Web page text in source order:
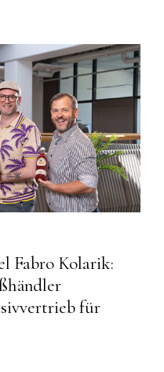
Fabro Kolarik:
für